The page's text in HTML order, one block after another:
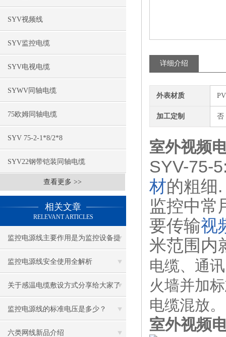
SYV视频线
SYV监控电缆
SYV电视电缆
SYWV同轴电缆
75欧姆同轴电缆
SYV 75-2-1*8/2*8
SYV22钢带铠装同轴电缆
查看更多 >>
相关文章
RELEVANT ARTICLES
监控电源线主要作用是为监控设备提
供电源和信号传输功能
监控电源线安全使用全解析
关于感温电缆敷设方式分享给大家了
解下
监控电源线的标准电压是多少？
六类网线新品介绍
详细介绍
外表材质
加工定制 否
室外视频
SYV-75-
材的粗细.
监控中常
要传输视
米范围内
电缆、通
火墙并加
电缆混放。
室外视频